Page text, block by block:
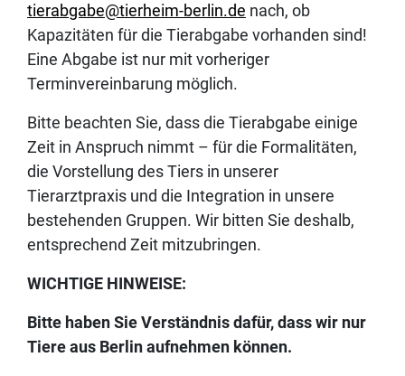
tierabgabe@tierheim-berlin.de nach, ob
Kapazitäten für die Tierabgabe vorhanden sind!
Eine Abgabe ist nur mit vorheriger
Terminvereinbarung möglich.
Bitte beachten Sie, dass die Tierabgabe einige
Zeit in Anspruch nimmt – für die Formalitäten,
die Vorstellung des Tiers in unserer
Tierarztpraxis und die Integration in unsere
bestehenden Gruppen. Wir bitten Sie deshalb,
entsprechend Zeit mitzubringen.
WICHTIGE HINWEISE:
Bitte haben Sie Verständnis dafür, dass wir nur
Tiere aus Berlin aufnehmen können.